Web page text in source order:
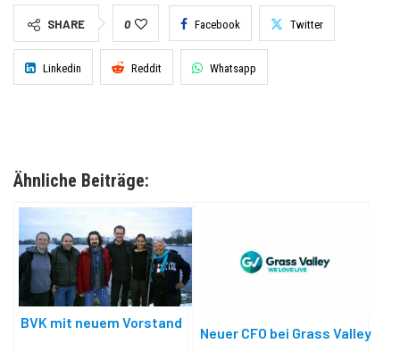
SHARE 0 Facebook Twitter
Linkedin Reddit Whatsapp
Ähnliche Beiträge:
BVK mit neuem Vorstand
Neuer CFO bei Grass Valley